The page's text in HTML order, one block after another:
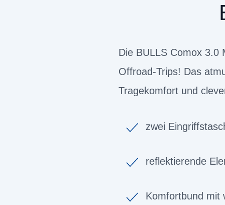
Die BULLS Comox 3.0
Offroad-Trips! Das
Tragekomfort und
zwei
reflektierende
Komfortbund mit